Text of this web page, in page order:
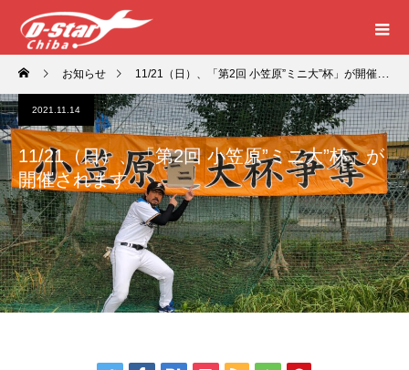
お知らせ 11/21（日）、「第2回 小笠原”ミニ大”杯」が開催されます
2021.11.14
11/21（日）、「第2回 小笠原”ミニ大”杯」が
開催されます